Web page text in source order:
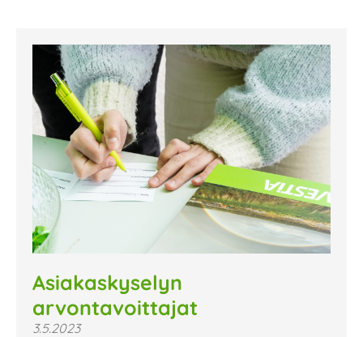
Asiakaskyselyn
arvontavoittajat
3.5.2023